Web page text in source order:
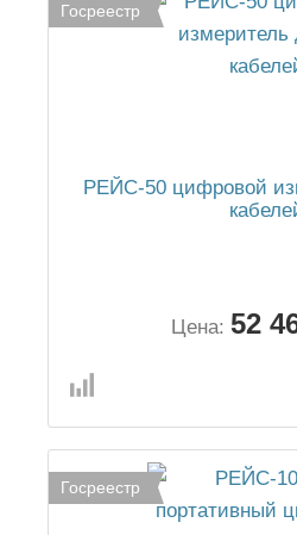
Госреестр
РЕЙС-50 цифровой
Цена: 52
Госреестр